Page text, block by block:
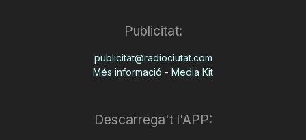
Publicitat:
publicitat@radiociutat.com
Més informació - Media Kit
Descarrega't l'APP: